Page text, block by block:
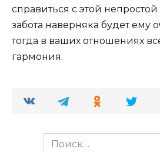
справиться с этой
забота наверняка будет ему
тогда в ваших отношениях
гармония.
Search